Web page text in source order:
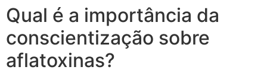
Qual é a importância da
conscientização sobre
aflatoxinas?